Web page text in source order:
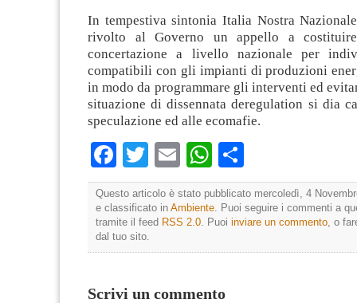
In tempestiva sintonia Italia Nostra
rivolto al Governo un appello a
concertazione a livello nazionale per
compatibili con gli impianti di produzioni
in modo da programmare gli interventi ed
situazione di dissennata deregulation si dia
speculazione ed alle ecomafie.
Facebook
TwitterEmailWhatsApp
Questo articolo è stato pubblicato mercoledì, 4
e classificato in Ambiente . Puoi seguire i commenti a
tramite il feed RSS 2.0 . Puoi inviare un commento , o
dal tuo sito.
Scrivi un commento